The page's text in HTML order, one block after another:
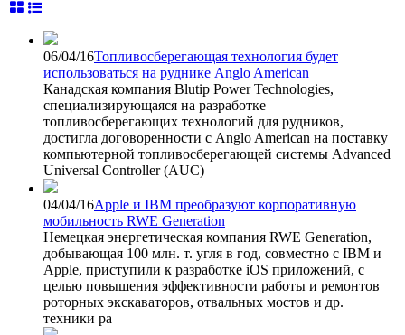
06/04/16Топливосберегающая технология будет
использоваться на руднике Anglo American
Канадская компания Blutip Power Technologies,
специализирующаяся на разработке
топливосберегающих технологий для рудников,
достигла договоренности с Anglo American на поставку
компьютерной топливосберегающей системы Advanced
Universal Controller (AUC)
04/04/16Apple и IBM преобразуют корпоративную
мобильность RWE Generation
Немецкая энергетическая компания RWE Generation,
добывающая 100 млн. т. угля в год, совместно с IBM и
Apple, приступили к разработке iOS приложений, с
целью повышения эффективности работы и ремонтов
роторных экскаваторов, отвальных мостов и др.
техники ра